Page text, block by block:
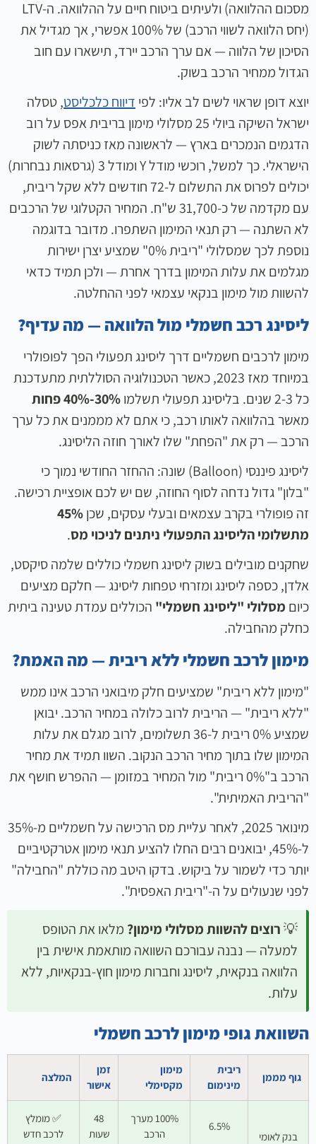
מסכום ההלוואה) ולעיתים ביטוח חיים על ההלוואה. ה-LTV
(יחס הלוואה לשווי הרכב) של 100% אפשרי, אך מגדיל את
הסיכון של הלווה — אם ערך הרכב יירד, תישארו עם חוב
הגדול ממחיר הרכב בשוק.
יוצא דופן שראוי לשים לב אליו: לפי דיווח כלכליסט, טסלה
ישראל השיקה ביולי 25 מסלולי מימון בריבית אפס על רוב
הדגמים הנמכרים בארץ — לראשונה מאז כניסתה לשוק
הישראלי. כך למשל, רוכשי מודל Y ומודל 3 (גרסאות נבחרות)
יכולים לפרוס את התשלום ל-72 חודשים ללא שקל ריבית,
עם מקדמה של כ-31,700 ש"ח. המחיר הקטלוגי של הרכבים
לא השתנה — רק תנאי המימון השתפרו. מדובר בדוגמה
נוספת לכך שמסלולי "ריבית 0%" שמציע יצרן ישירות
מגלמים את עלות המימון בדרך אחרת — ולכן תמיד כדאי
להשוות מול מימון בנקאי עצמאי לפני ההחלטה.
ליסינג רכב חשמלי מול הלוואה — מה עדיף?
מימון לרכבים חשמליים דרך ליסינג תפעולי הפך לפופולרי
במיוחד מאז 2023, כאשר הטכנולוגיה הסוללתית מתעדכנת
כל 2-3 שנים. בליסינג תפעולי תשלמו
30%-40% פחות
מאשר בהלוואה לאותו רכב, כי אתם לא מממנים את כל ערך
הרכב — רק את "הפחת" שלו לאורך חוזה הליסינג.
ליסינג פיננסי (Balloon) שונה: ההחזר החודשי נמוך כי
"בלון" גדול נדחה לסוף החוזה, שם יש לכם אופציית רכישה.
זה פופולרי בקרב עצמאים ובעלי עסקים, שכן45%
מתשלומי הליסינג התפעולי ניתנים לניכוי מס.
שחקנים מובילים בשוק ליסינג חשמלי כוללים שלמה סיקסט,
אלדן, כספה ליסינג ומזרחי טפחות ליסינג — חלקם מציעים
כיום מסלולי "ליסינג חשמלי" הכוללים עמדת טעינה ביתית
כחלק מהחבילה.
מימון לרכב חשמלי ללא ריבית — מה האמת?
"מימון ללא ריבית" שמציעים חלק מיבואני הרכב אינו ממש
"ללא ריבית" — הריבית לרוב כלולה במחיר הרכב. יבואן
שמציע 0% ריבית ל-36 תשלומים, לרוב מגלם את עלות
המימון שלו בתוך מחיר הרכב הנקוב. השוו תמיד את מחיר
הרכב ב"0% ריבית" מול המחיר במזומן — ההפרש חושף את
"הריבית האמיתית".
מינואר 2025, לאחר עליית מס הרכישה על חשמליים מ-35%
ל-45%, יבואנים רבים החלו להציע תנאי מימון אטרקטיביים
יותר כדי לשמור על ביקוש. בדקו היטב מה כוללת "החבילה"
לפני שנעולים על ה-"ריבית האפסית".
💡רוצים להשוות מסלולי מימון? מלאו את הטופס
למעלה — נבנה עבורכם השוואה מותאמת אישית בין
הלוואה בנקאית, ליסינג וחברות מימון חוץ-בנקאיות, ללא
עלות.
השוואת גופי מימון לרכב חשמלי
גוף מממן
ריבית
מינימום
מימון
מקסימלי
זמן
אישור
המלצה
בנק לאומי
6.5%
100% מערך
הרכב
48
שעות
✅ מומלץ
לרכב חדש